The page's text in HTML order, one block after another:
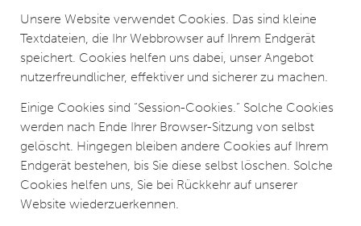
Unsere Website verwendet Cookies. Das sind kleine
Textdateien, die Ihr Webbrowser auf Ihrem Endgerät
speichert. Cookies helfen uns dabei, unser Angebot
nutzerfreundlicher, effektiver und sicherer zu machen.
Einige Cookies sind “Session-Cookies.” Solche Cookies
werden nach Ende Ihrer Browser-Sitzung von selbst
gelöscht. Hingegen bleiben andere Cookies auf Ihrem
Endgerät bestehen, bis Sie diese selbst löschen. Solche
Cookies helfen uns, Sie bei Rückkehr auf unserer
Website wiederzuerkennen.